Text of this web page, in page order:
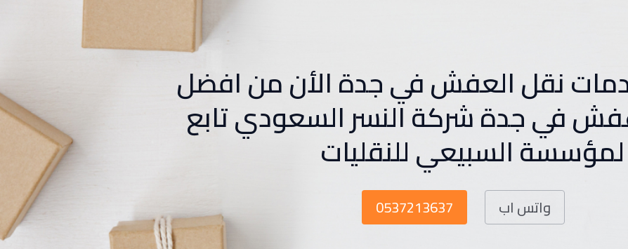
نقل العفش في جدة الأن من افضل
في جدة شركة النسر السعودي تابع
لمؤسسة السبيعي للنقليات
0537213637 واتس اب